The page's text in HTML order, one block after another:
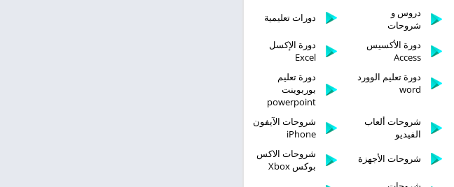
دروس و
شروحات
دورات تعليمية
دورة الأكسيس
Access
دورة الإكسل
Excel
دورة تعليم الوورد
word
دورة تعليم
بوربوينت
powerpoint
شروحات ألعاب
الفيديو
شروحات الآيفون
iPhone
شروحات الأجهزة
شروحات الاكس
بوكس Xbox